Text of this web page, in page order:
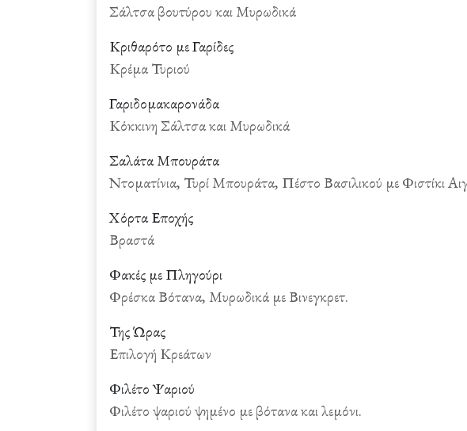
Σάλτσα βουτύρου και Μυρωδικά
Κριθαρότο με Γαρίδες
Κρέμα Τυριού
Γαριδομακαρονάδα
Κόκκινη Σάλτσα και Μυρωδικά
Σαλάτα Μπουράτα
Ντοματίνια, Τυρί Μπουράτα, Πέστο Βασιλικού με Φιστίκι
Χόρτα Εποχής
Βραστά
Φακές με Πληγούρι
Φρέσκα Βότανα, Μυρωδικά με Βινεγκρετ.
Της Ώρας
Επιλογή Κρεάτων
Φιλέτο Ψαριού
Φιλέτο ψαριού ψημένο με βότανα και λεμόνι.